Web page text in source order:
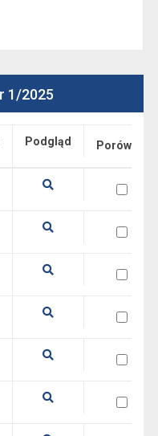
1/2025
Podgląd Porównaj